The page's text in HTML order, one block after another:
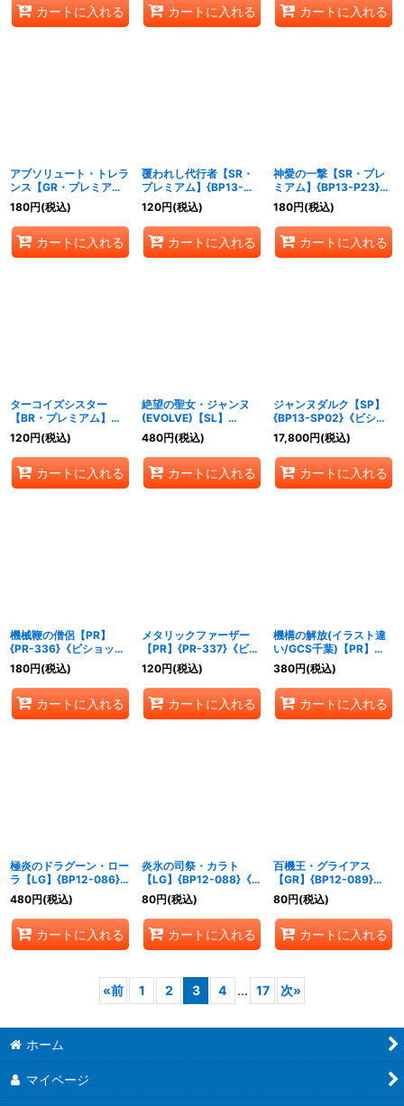
カートに入れる カートに入れる カートに入れる
アブソリュート・トレラ
ンス【GR・プレミア
ム】{BP13-P21}《ビシ
ョップ》
180円(税込)
カートに入れる
覆われし代行者【SR・
プレミアム】{BP13-
P22}《ビショップ》
120円(税込)
カートに入れる
神愛の一撃【SR・プレ
ミアム】{BP13-P23}
《ビショップ》
180円(税込)
カートに入れる
ターコイズシスター
【BR・プレミアム】
{BP13-P24}《ビショッ
プ》
120円(税込)
カートに入れる
絶望の聖女・ジャンヌ
(EVOLVE)【SL】
{BP13-SL19}《ビショッ
プ》
480円(税込)
カートに入れる
ジャンヌダルク【SP】
{BP13-SP02}《ビショ
ップ》
17,800円(税込)
カートに入れる
機械鞭の僧侶【PR】
{PR-336}《ビショッ
プ》
180円(税込)
カートに入れる
メタリックファーザー
【PR】{PR-337}《ビシ
ョップ》
120円(税込)
カートに入れる
機構の解放(イラスト違
い/GCS千葉)【PR】
{PR-343}《ビショッ
プ》
380円(税込)
カートに入れる
極炎のドラグーン・ロー
ラ【LG】{BP12-086}
《ビショップ》
480円(税込)
カートに入れる
炎氷の司祭・カラト
【LG】{BP12-088}《ビ
ショップ》
80円(税込)
カートに入れる
百機王・グライアス
【GR】{BP12-089}
《ビショップ》
80円(税込)
カートに入れる
«前 1 2 3 4 ... 17 次»
ホーム
マイページ